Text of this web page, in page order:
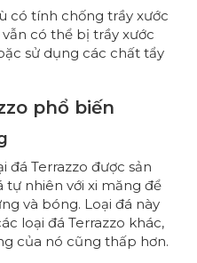
có tính chống trầy xước
có thể bị trầy xước
sử dụng các chất tẩy
phổ biến
đá Terrazzo được sản
tự nhiên với xi măng để
và bóng. Loại đá này
loại đá Terrazzo khác,
của nó cũng thấp hơn.